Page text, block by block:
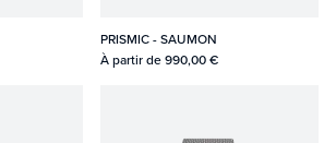
PRISMIC - SAUMON
À partir de990,00 €